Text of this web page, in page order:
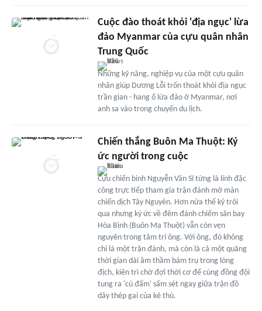
Cuộc đào thoát khỏi 'địa ngục' lừa
đảo Myanmar của cựu quân nhân
Trung Quốc
Những kỹ năng, nghiệp vụ của một cựu quân
nhân giúp Dương Lỗi trốn thoát khỏi địa ngục
trần gian - hang ổ lừa đảo ở Myanmar, nơi
anh sa vào trong chuyến du lịch.
Chiến thắng Buôn Ma Thuột: Ký
ức người trong cuộc
Cựu chiến binh Nguyễn Văn Sĩ từng là lính đặc
công trực tiếp tham gia trận đánh mở màn
chiến dịch Tây Nguyên. Hơn nửa thế kỷ trôi
qua nhưng ký ức về đêm đánh chiếm sân bay
Hòa Bình (Buôn Ma Thuột) vẫn còn vẹn
nguyên trong tâm trí ông. Với ông, đó không
chỉ là một trận đánh, mà còn là cả một quãng
thời gian dài âm thầm bám trụ trong lòng
địch, kiên trì chờ đợi thời cơ để cùng đồng đội
tung ra 'cú đấm' sấm sét ngay giữa trận đồ
dây thép gai của kẻ thù.